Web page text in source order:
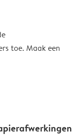
toe. Maak een